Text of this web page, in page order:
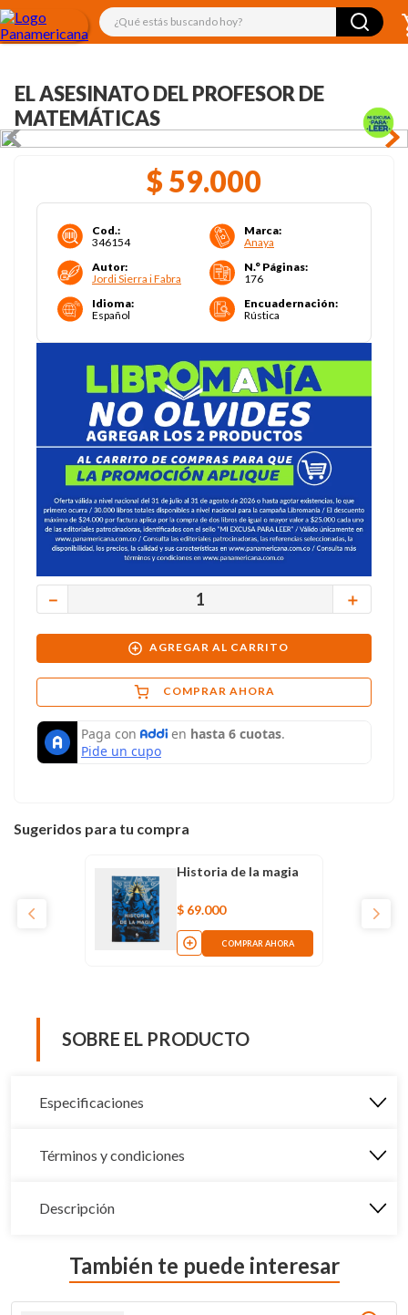
¿Qué estás buscando hoy?
EL ASESINATO DEL PROFESOR DE
MATEMÁTICAS
$ 59.000
Cod.:
346154
Marca:
Anaya
Autor:
Jordi Sierra i Fabra
N.° Páginas:
176
Idioma:
Español
Encuadernación:
Rústica
＋
－
AGREGAR AL CARRITO
COMPRAR AHORA
Sugeridos para tu compra
Historia de la magia
$ 69.000
COMPRAR AHORA
SOBRE EL PRODUCTO
Especificaciones
Términos y condiciones
Descripción
También te puede interesar